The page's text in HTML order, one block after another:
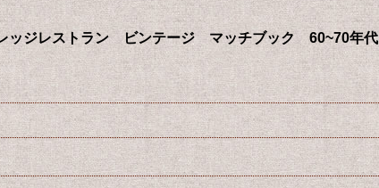
ッジレストラン ビンテージ マッチブック 60~70年代